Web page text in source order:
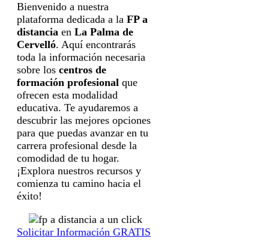
Bienvenido a nuestra
plataforma dedicada a la FP a
distancia en La Palma de
Cervelló. Aquí encontrarás
toda la información necesaria
sobre los centros de
formación profesional que
ofrecen esta modalidad
educativa. Te ayudaremos a
descubrir las mejores opciones
para que puedas avanzar en tu
carrera profesional desde la
comodidad de tu hogar.
¡Explora nuestros recursos y
comienza tu camino hacia el
éxito!
Solicitar Información GRATIS